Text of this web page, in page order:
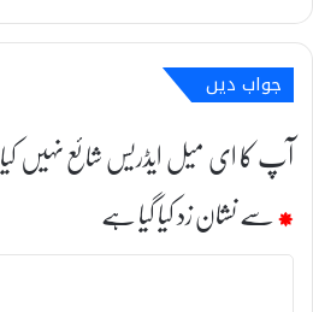
جواب دیں
آپ کا ای میل ایڈریس شائع نہیں
*سے نشان زد کیا گیا ہے
ت